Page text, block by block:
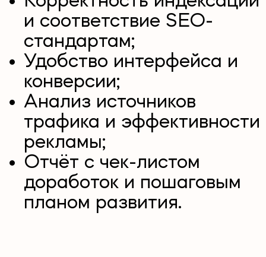
и соответствие SEO-
стандартам;
Удобство интерфейса и
конверсии;
Анализ источников
трафика и эффективности
рекламы;
Отчёт с чек-листом
доработок и пошаговым
планом развития.